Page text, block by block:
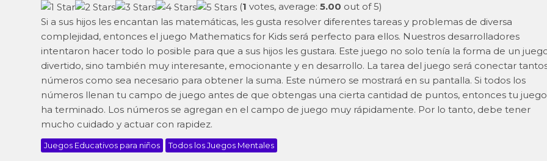
(1 votes, average: 5.00 out of 5)
Si a sus hijos les encantan las matemáticas, les gusta resolver diferentes tareas y problemas de diversa
complejidad, entonces el juego Mathematics for Kids será perfecto para ellos. Nuestros desarrolladores
intentaron hacer todo lo posible para que a sus hijos les gustara. Este juego no solo tenía la forma de un
divertido, sino también muy interesante, emocionante y en desarrollo. La tarea del juego será conectar
números como sea necesario para obtener la suma. Este número se mostrará en su pantalla. Si todos los
números llenan tu campo de juego antes de que obtengas una cierta cantidad de puntos, entonces tu juego
ha terminado. Los números se agregan en el campo de juego muy rápidamente. Por lo tanto, debe tener
mucho cuidado y actuar con rapidez.
Juegos Educativos para niños Todos los Juegos Mentales